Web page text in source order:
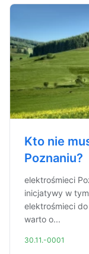
Kto nie
Poznaniu?
elektrośmieci
inicjatywy w
elektrośmieci
warto o...
30.11.-0001